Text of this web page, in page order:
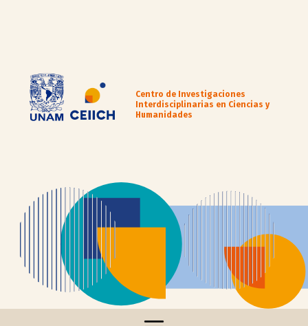
Centro de Investigaciones
Interdisciplinarias en Ciencias y
Humanidades